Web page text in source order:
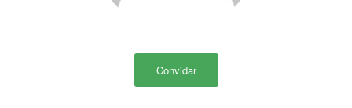
Convidar